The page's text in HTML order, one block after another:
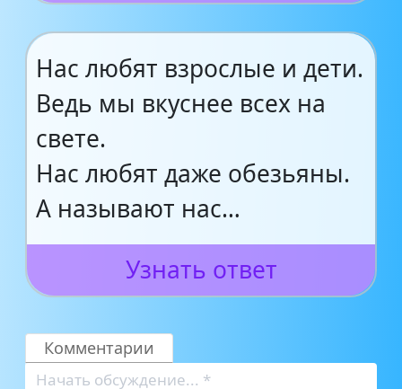
Нас любят взрослые и дети.
Ведь мы вкуснее всех на
свете.
Нас любят даже обезьяны.
А называют нас…
Узнать ответ
Комментарии